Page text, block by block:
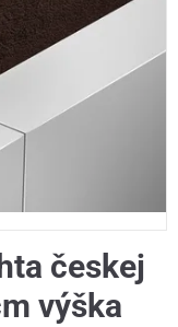
českej
výška